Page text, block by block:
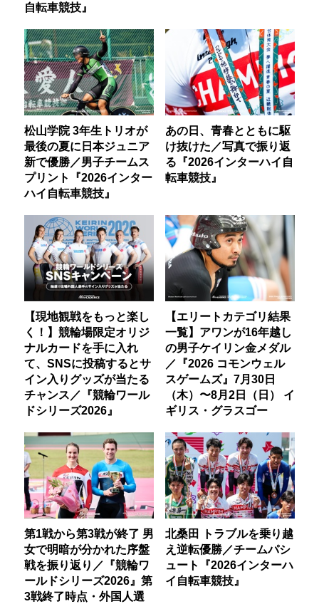
自転車競技』
松山学院 3年生トリオが
最後の夏に日本ジュニア
新で優勝／男子チームス
プリント『2026インター
ハイ自転車競技』
あの日、青春とともに駆
け抜けた／写真で振り返
る『2026インターハイ自
転車競技』
【現地観戦をもっと楽し
く！】競輪場限定オリジ
ナルカードを手に入れ
て、SNSに投稿するとサ
イン入りグッズが当たる
チャンス／『競輪ワール
ドシリーズ2026』
【エリートカテゴリ結果
一覧】アワンが16年越し
の男子ケイリン金メダル
／『2026 コモンウェル
スゲームズ』7月30日
（木）〜8月2日（日） イ
ギリス・グラスゴー
第1戦から第3戦が終了 男
女で明暗が分かれた序盤
戦を振り返り／『競輪ワ
ールドシリーズ2026』第
3戦終了時点・外国人選
北桑田 トラブルを乗り越
え逆転優勝／チームパシ
ュート『2026インターハ
イ自転車競技』